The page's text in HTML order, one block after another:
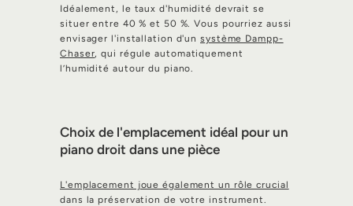
Idéalement, le taux d'humidité devrait se
situer entre 40 % et 50 %. Vous pourriez aussi
envisager l'installation d'un système Dampp-
Chaser, qui régule automatiquement
l’humidité autour du piano.
Choix de l'emplacement idéal pour un
piano droit dans une pièce
L'emplacement joue également un rôle crucial
dans la préservation de votre instrument.